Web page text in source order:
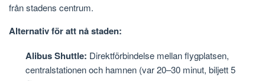
från stadens centrum.
Alternativ för att nå staden:
Alibus Shuttle: Direktförbindelse mellan flygplatsen,
centralstationen och hamnen (var 20–30 minut, biljett 5